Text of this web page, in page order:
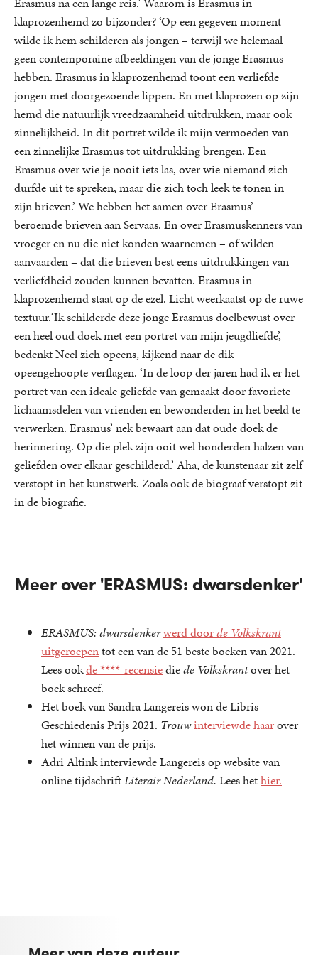
klaprozenhemd zo bijzonder? ‘Op een gegeven moment
wilde ik hem schilderen als jongen – terwijl we helemaal
geen contemporaine afbeeldingen van de jonge Erasmus
hebben. Erasmus in klaprozenhemd toont een verliefde
jongen met doorgezoende lippen. En met klaprozen op zijn
hemd die natuurlijk vreedzaamheid uitdrukken, maar ook
zinnelijkheid. In dit portret wilde ik mijn vermoeden van
een zinnelijke Erasmus tot uitdrukking brengen. Een
Erasmus over wie je nooit iets las, over wie niemand zich
durfde uit te spreken, maar die zich toch leek te tonen in
zijn brieven.’ We hebben het samen over Erasmus’
beroemde brieven aan Servaas. En over Erasmuskenners van
vroeger en nu die niet konden waarnemen – of wilden
aanvaarden – dat die brieven best eens uitdrukkingen van
verliefdheid zouden kunnen bevatten. Erasmus in
klaprozenhemd staat op de ezel. Licht weerkaatst op de ruwe
textuur.‘Ik schilderde deze jonge Erasmus doelbewust over
een heel oud doek met een portret van mijn jeugdliefde’,
bedenkt Neel zich opeens, kijkend naar de dik
opeengehoopte verflagen. ‘In de loop der jaren had ik er het
portret van een ideale geliefde van gemaakt door favoriete
lichaamsdelen van vrienden en bewonderden in het beeld te
verwerken. Erasmus’ nek bewaart aan dat oude doek de
herinnering. Op die plek zijn ooit wel honderden halzen van
geliefden over elkaar geschilderd.’ Aha, de kunstenaar zit zelf
verstopt in het kunstwerk. Zoals ook de biograaf verstopt zit
in de biografie.
Meer over 'ERASMUS: dwarsdenker'
ERASMUS: dwarsdenkerwerd doorde Volkskrant
uitgeroepentot een van de 51 beste boeken van 2021.
Lees ookde ****-recensiediede Volkskrantover het
boek schreef.
Het boek van Sandra Langereis won de Libris
Geschiedenis Prijs 2021. Trouwinterviewde haarover
het winnen van de prijs.
Adri Altink interviewde Langereis op website van
online tijdschriftLiterair Nederland. Lees hethier.